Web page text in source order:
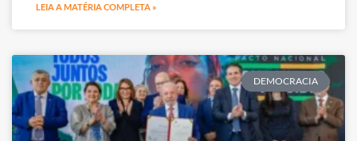
LEIA A MATÉRIA COMPLETA »
DEMOCRACIA